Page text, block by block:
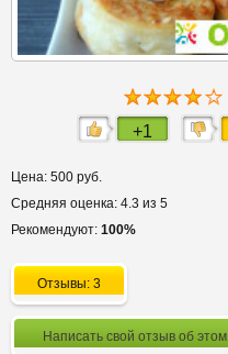
+1
Цена: 500 руб.
Средняя оценка: 4.3 из 5
Рекомендуют: 100%
Отзывы: 3
Написать свой отзыв об этом